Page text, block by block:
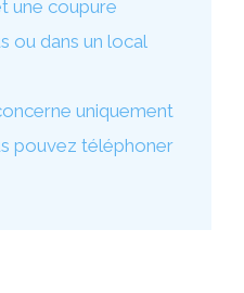
une coupure
ou dans un local
uniquement
pouvez téléphoner